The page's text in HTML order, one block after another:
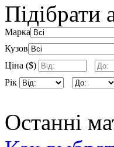
Підібрати
Марка
Кузов
Ціна ($)
Рік
Останні